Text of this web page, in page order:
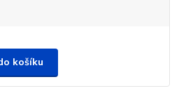
košíku